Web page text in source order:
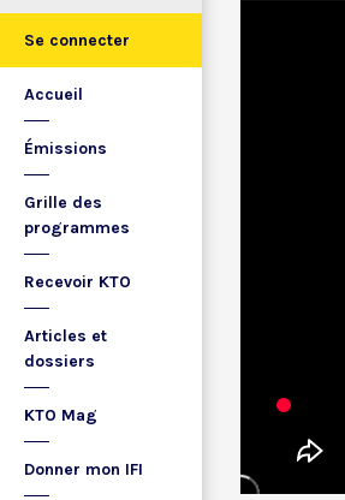
Se connecter
Accueil
Émissions
Grille des
programmes
Recevoir KTO
Articles et
dossiers
KTO Mag
Donner mon IFI